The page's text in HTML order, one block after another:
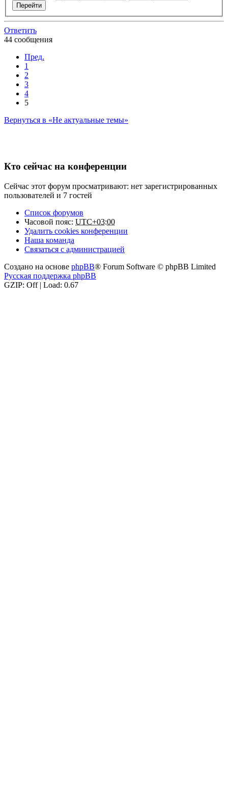
Ответить
44 сообщения
Пред.
1
2
3
4
5
Вернуться в «Не актуальные темы»
Кто сейчас на конференции
Сейчас этот форум просматривают: нет зарегистрированных
пользователей и 7 гостей
Список форумов
Часовой пояс: UTC+03:00
Удалить cookies конференции
Наша команда
Связаться с администрацией
Создано на основе phpBB® Forum Software © phpBB Limited
Русская поддержка phpBB
GZIP: Off | Load: 0.67